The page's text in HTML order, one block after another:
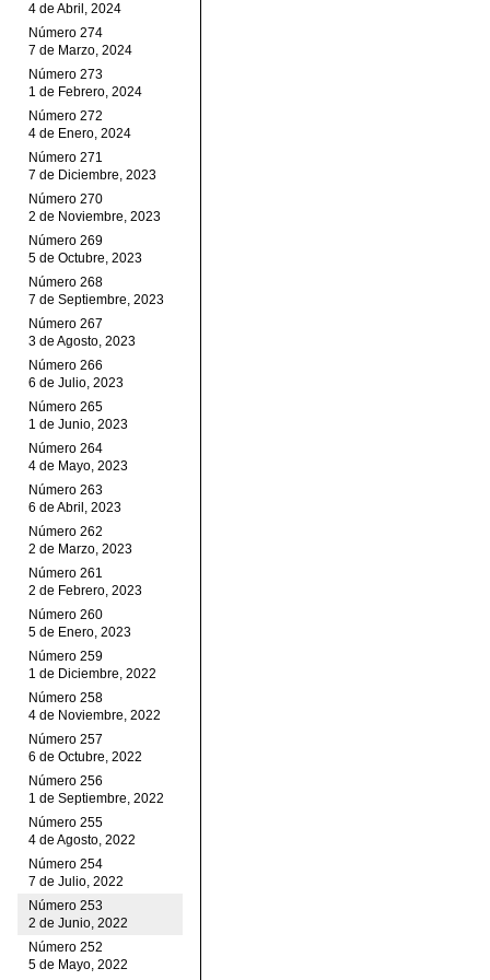
4 de Abril, 2024
Número 274
7 de Marzo, 2024
Número 273
1 de Febrero, 2024
Número 272
4 de Enero, 2024
Número 271
7 de Diciembre, 2023
Número 270
2 de Noviembre, 2023
Número 269
5 de Octubre, 2023
Número 268
7 de Septiembre, 2023
Número 267
3 de Agosto, 2023
Número 266
6 de Julio, 2023
Número 265
1 de Junio, 2023
Número 264
4 de Mayo, 2023
Número 263
6 de Abril, 2023
Número 262
2 de Marzo, 2023
Número 261
2 de Febrero, 2023
Número 260
5 de Enero, 2023
Número 259
1 de Diciembre, 2022
Número 258
4 de Noviembre, 2022
Número 257
6 de Octubre, 2022
Número 256
1 de Septiembre, 2022
Número 255
4 de Agosto, 2022
Número 254
7 de Julio, 2022
Número 253
2 de Junio, 2022
Número 252
5 de Mayo, 2022